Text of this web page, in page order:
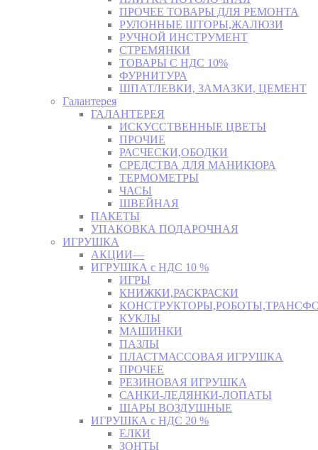
ПРОЧЕЕ ТОВАРЫ ДЛЯ РЕМОНТА
РУЛОННЫЕ ШТОРЫ,ЖАЛЮЗИ
РУЧНОЙ ИНСТРУМЕНТ
СТРЕМЯНКИ
ТОВАРЫ С НДС 10%
ФУРНИТУРА
ШПАТЛЕВКИ, ЗАМАЗКИ, ЦЕМЕНТ
Галантерея
ГАЛАНТЕРЕЯ
ИСКУССТВЕННЫЕ ЦВЕТЫ
ПРОЧИЕ
РАСЧЕСКИ,ОБОДКИ
СРЕДСТВА ДЛЯ МАНИКЮРА
ТЕРМОМЕТРЫ
ЧАСЫ
ШВЕЙНАЯ
ПАКЕТЫ
УПАКОВКА ПОДАРОЧНАЯ
ИГРУШКА
АКЦИИ—
ИГРУШКА с НДС 10 %
ИГРЫ
КНИЖКИ,РАСКРАСКИ
КУКЛЫ
МАШИНКИ
ПАЗЛЫ
ПЛАСТМАССОВАЯ ИГРУШКА
ПРОЧЕЕ
РЕЗИНОВАЯ ИГРУШКА
САНКИ-ЛЕДЯНКИ-ЛОПАТЫ
ШАРЫ ВОЗДУШНЫЕ
ИГРУШКА с НДС 20 %
ЕЛКИ
ЗОНТЫ